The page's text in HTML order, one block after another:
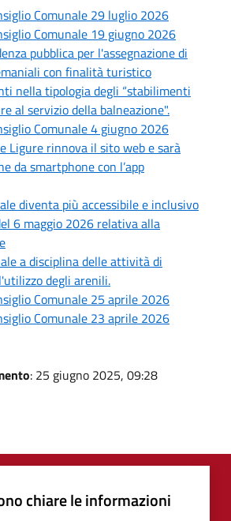
Comunale 29 luglio 2026
Comunale 19 giugno 2026
pubblica per l'assegnazione di
con finalità turistico
nella tipologia degli “stabilimenti
al servizio della balneazione".
Comunale 4 giugno 2026
Ligure rinnova il sito web e sarà
da smartphone con l’app
diventa più accessibile e inclusivo
6 maggio 2026 relativa alla
a disciplina delle attività di
degli arenili.
Comunale 25 aprile 2026
Comunale 23 aprile 2026
: 25 giugno 2025, 09:28
chiare le informazioni